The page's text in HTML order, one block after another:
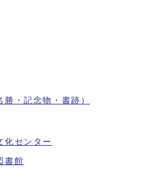
勝・記念物・書跡）
化センター
書館